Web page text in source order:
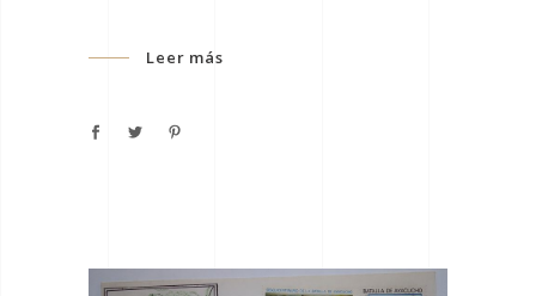
Leer más